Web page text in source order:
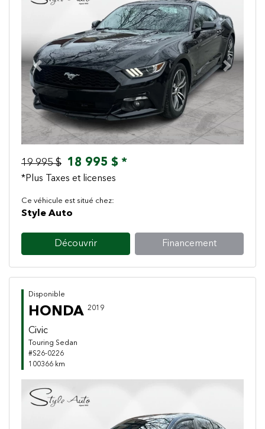
Previous Next
19 995 $ 18 995 $ *
*Plus Taxes et licenses
Ce véhicule est situé chez:
Style Auto
Découvrir Financement
Disponible
HONDA 2019
Civic
Touring Sedan
#S26-0226
100366 km